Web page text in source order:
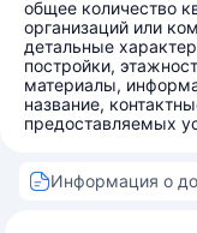
общее количество
организаций или
детальные
постройки,
материалы,
название,
предоставляемых
Информация о